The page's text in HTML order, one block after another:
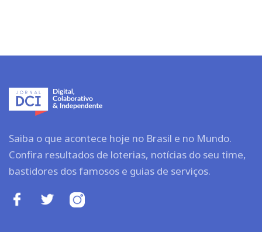
Saiba o que acontece hoje no Brasil e no Mundo.
Confira resultados de loterias, notícias do seu time,
bastidores dos famosos e guias de serviços.